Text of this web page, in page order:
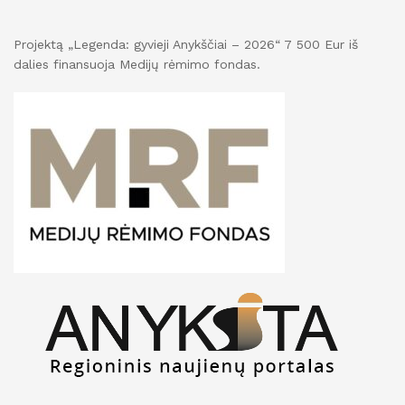
Projektą „Legenda: gyvieji Anykščiai – 2026“ 7 500 Eur iš
dalies finansuoja Medijų rėmimo fondas.